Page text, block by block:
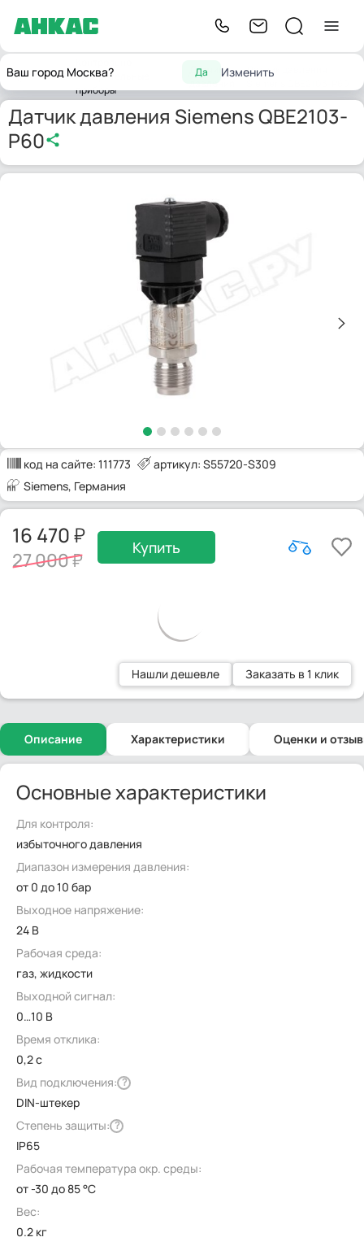
Ваш город Москва? Да Изменить
Главнаяизмерительные
приборы
Датчики
Датчик давления
Датчик давления Siemens QBE2103-
P60
код на сайте: 111773
артикул: S55720-S309
Siemens, Германия
16 470
27 000
Купить
Нашли дешевле Заказать в 1 клик
Описание Характеристики Оценки и
Основные характеристики
Для контроля:
избыточного давления
Диапазон измерения давления:
от 0 до 10 бар
Выходное напряжение:
24 В
Рабочая среда:
газ, жидкости
Выходной сигнал:
0…10 В
Время отклика:
0,2 с
Вид подключения: ?
DIN-штекер
Степень защиты: ?
IP65
Рабочая температура окр. среды:
от -30 до 85 °C
Вес:
0.2 кг